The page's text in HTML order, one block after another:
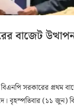
বাজেট
সরকারের প্রথম
বৃহস্পতিবার (১১ জুন)